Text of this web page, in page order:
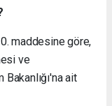
maddesine göre,
ve
Bakanlığı'na ait